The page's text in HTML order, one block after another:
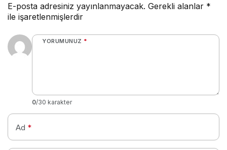
E-posta adresiniz yayınlanmayacak. Gerekli alanlar *
ile işaretlenmişlerdir
YORUMUNUZ *
0/30 karakter
Ad *